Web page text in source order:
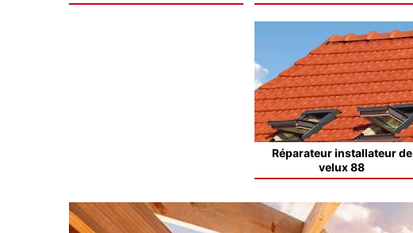
Réparateur installateur de
velux 88